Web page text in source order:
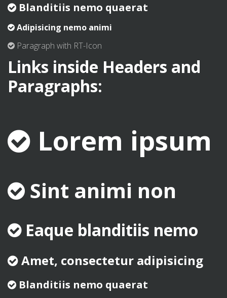
Blanditiis nemo quaerat
Adipisicing nemo animi
Paragraph with RT-Icon
Links inside Headers and
Paragraphs:
Lorem ipsum
Sint animi non
Eaque blanditiis nemo
Amet, consectetur adipisicing
Blanditiis nemo quaerat